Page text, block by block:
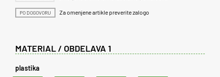
PO DOGOVORU Za omenjene artikle preverite zalogo
MATERIAL / OBDELAVA 1
plastika